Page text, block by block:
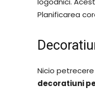
Planificarea
Nicio
decoratiuni